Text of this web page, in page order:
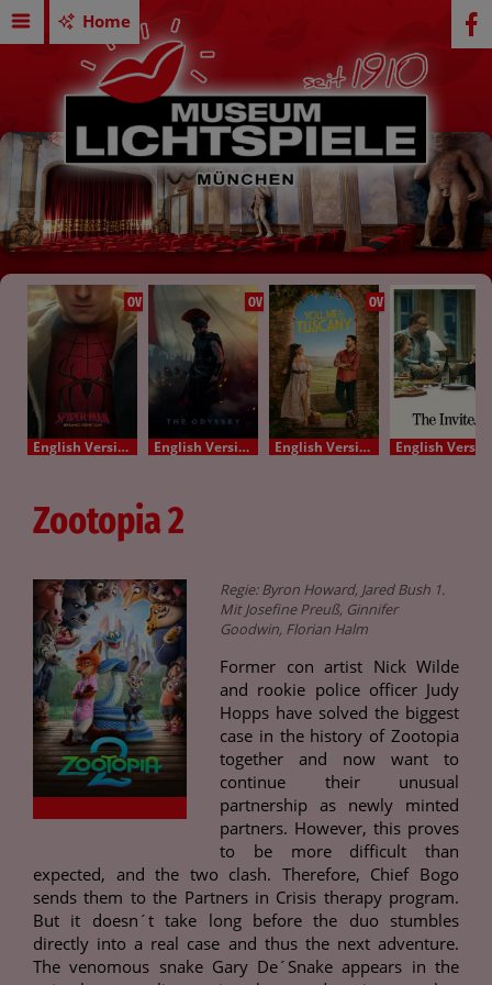
Home
OV
English Version - OV
OV
English Version - OV
OV
English Version - OV
Zootopia 2
Regie: Byron Howard, Jared Bush 1.
Mit Josefine Preuß, Ginnifer
Goodwin, Florian Halm
Former con artist Nick Wilde
and rookie police officer Judy
Hopps have solved the biggest
case in the history of Zootopia
together and now want to
continue their unusual
partnership as newly minted
partners. However, this proves
to be more difficult than
expected, and the two clash. Therefore, Chief Bogo
sends them to the Partners in Crisis therapy program.
But it doesn´t take long before the duo stumbles
directly into a real case and thus the next adventure.
The venomous snake Gary De´Snake appears in the